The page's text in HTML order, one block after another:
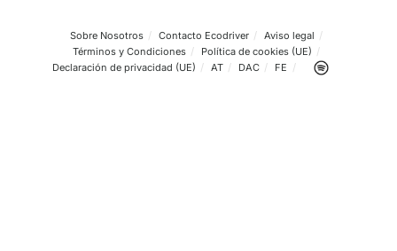
Dpto. de comunicación: Ceferino Hernandez, 619949145